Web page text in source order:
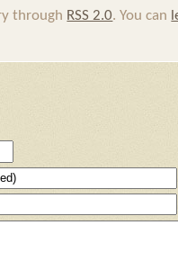
through RSS 2.0. You can